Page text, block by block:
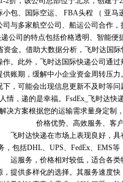
包、国际空运、 FBA头程 （ 亚
与多家航空公司、船运公司合作
公司的特点包括价格透明、智能
金。借助大数据分析，飞时达国
。此外，飞时达国际快递公司通
账期，缓解中小企业资金周转压
，可能会出现信息更新不及时等
情，递的是幸福。FsdEx_飞时达
决方案根据您的运输需求量身定制
价格优势、高效服务、客
飞时达快递在市场上表现良好，
包括DHL、UPS、FedEx、EMS
运服务，价格相对较低，适合各
提供多样化的选择。其服务速度